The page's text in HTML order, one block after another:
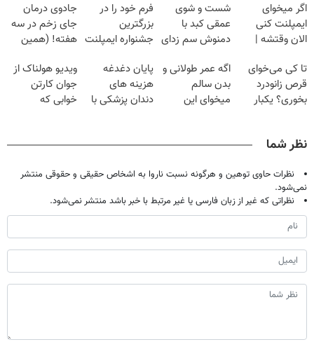
اگر میخوای
ایمپلنت کنی
الان وقتشه |
میلیون تومان!!!
شست و شوی
عمقی کبد با
دمنوش سم زدای
فرم خود را در
بزرگترین
جشنواره ایمپلنت
فقط ۲۵ میلیون
جادوی درمان
جای زخم در سه
هفته! (همین
صحبت کنید)
تا کی می‌خوای
قرص زانودرد
بخوری؟ یکبار
اگه عمر طولانی و
بدن سالم
میخوای این
پایان دغدغه
هزینه های
دندان پزشکی با
ویدیو هولناک از
جوان کارتن
خوابی که
نظر شما
نظرات حاوی توهین و هرگونه نسبت ناروا به اشخاص حقیقی و حقوقی منتشر
نمی‌شود.
نظراتی که غیر از زبان فارسی یا غیر مرتبط با خبر باشد منتشر نمی‌شود.